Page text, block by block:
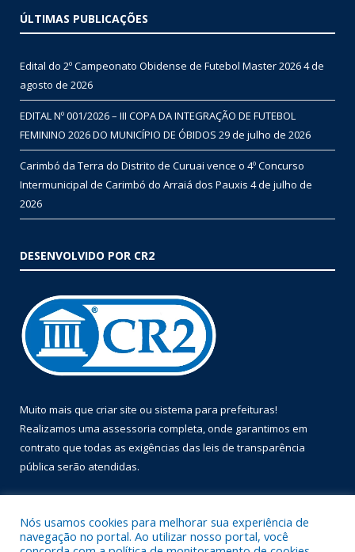
ÚLTIMAS PUBLICAÇÕES
Edital do 2º Campeonato Obidense de Futebol Master 20264 de
agosto de 2026
EDITAL Nº 001/2026 – III COPA DA INTEGRAÇÃO DE FUTEBOL
FEMININO 2026 DO MUNICÍPIO DE ÓBIDOS 29 de julho de 2026
Carimbó da Terra do Distrito de Curuai vence o 4º Concurso
Intermunicipal de Carimbó do Arraiá dos Pauxis 4 de julho de
2026
DESENVOLVIDO POR CR2
Muito mais que criar site ou sistema para prefeituras!
Realizamos uma assessoria completa, onde garantimos em
contrato que todas as exigências das leis de transparência
pública serão atendidas.
Nós usamos cookies para melhorar sua experiência de
navegação no portal. Ao utilizar nosso portal, você